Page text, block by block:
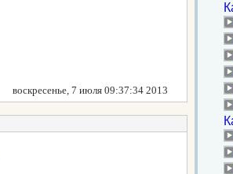
воскресенье, 7 июля 09:37:34 2013